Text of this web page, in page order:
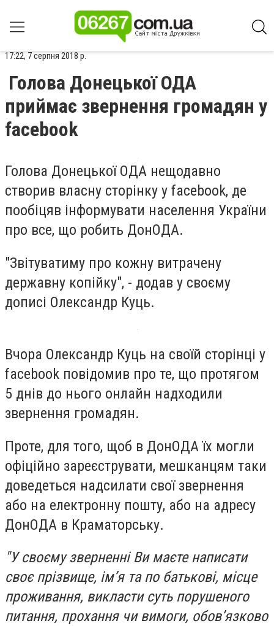
17:22, 7 серпня 2018 р.
Голова Донецької ОДА
приймає звернення громадян у
facebook
Голова Донецької ОДА нещодавно
створив власну сторінку у facebook, де
пообіцяв інформувати населення України
про все, що робить ДонОДА.
"Звітуватиму про кожну витрачену
державну копійку", - додав у своєму
дописі Олександр Куць.
Вчора Олександр Куць на своїй сторінці у
facebook повідомив про те, що протягом
5 днів до нього онлайн надходили
звернення громадян.
Проте, для того, щоб в ДонОДА їх могли
офіційно зареєструвати, мешканцям таки
доведеться надсилати свої звернення
або на електронну пошту, або на адресу
ДонОДА в Краматорську.
"У своєму зверненні Ви маєте написати
своє прізвище, ім’я та по батькові, місце
проживання, викласти суть порушеного
питання, прохання чи вимоги, обов’язково